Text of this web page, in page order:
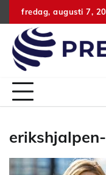
Hoppa
till
innehåll
fredag, augusti 7,